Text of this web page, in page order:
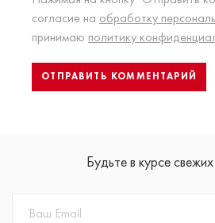
согласие на обработку
принимаю политику
Будьте в курсе